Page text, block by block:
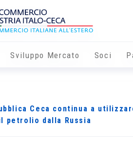
Sviluppo Mercato Soci
Ceca continua a
petrolio dalla Russia